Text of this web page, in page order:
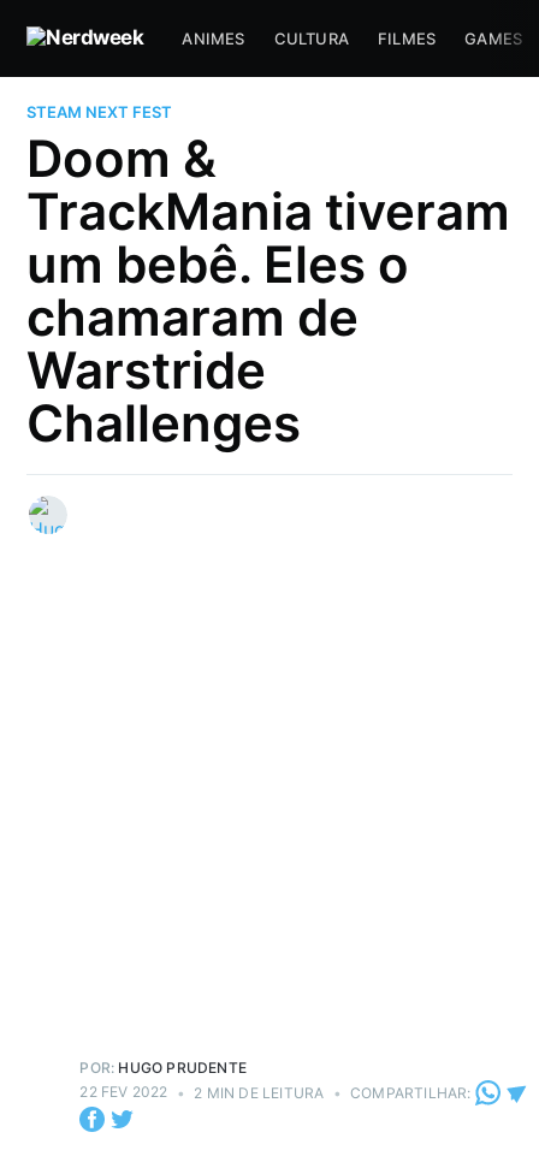
ANIMES CULTURA FILMES GAMES
STEAM NEXT FEST
Doom &
TrackMania tiveram
um bebê. Eles o
chamaram de
Warstride
Challenges
POR: HUGO PRUDENTE
22 FEV 2022 • 2 MIN DE LEITURA • COMPARTILHAR: